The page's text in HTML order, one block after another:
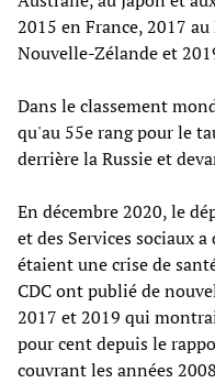
2015 en France, 2017
Nouvelle-Zélande et
Dans le classement
qu'au 55e rang pour le
derrière la Russie et
En décembre 2020, le
et des Services sociaux
étaient une crise de
CDC ont publié de
2017 et 2019 qui
pour cent depuis le
couvrant les années